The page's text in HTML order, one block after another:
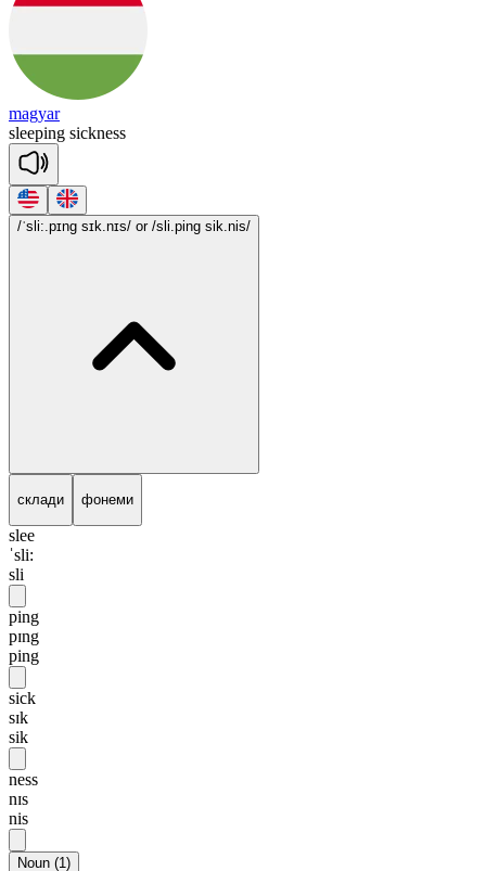
magyar
sleeping sickness
/ˈsli:.pɪng sɪk.nɪs/ or /sli.ping sik.nis/
склади фонеми
slee
ˈsli:
sli
ping
pɪng
ping
sick
sɪk
sik
ness
nɪs
nis
Noun (1)